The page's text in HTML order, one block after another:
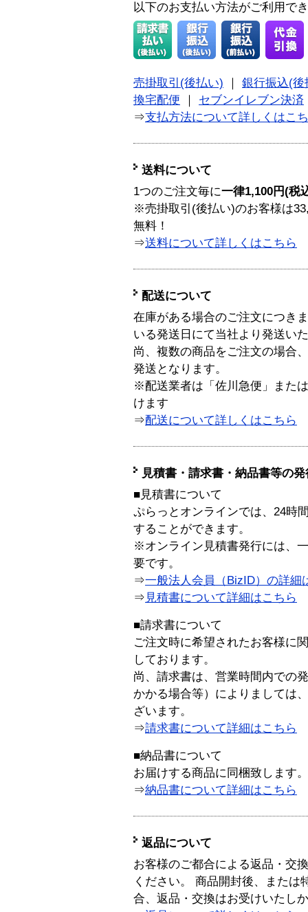
以下のお支払い方法がご利用で
売掛取引(後払い)
銀行振込(後
換宅配便
セブンイレブン決済
⇒支払方法について詳しくはこ
送料について
1つのご注文毎に一律1,100円(税
※売掛取引(後払い)のお客様は
無料！
⇒送料について詳しくはこちら
配送について
在庫がある場合のご注文につき
いる発送日にて当社より発送い
尚、複数の商品をご注文の場合
発送となります。
※配送業者は「佐川急便」また
けます
⇒配送について詳しくはこちら
見積書・請求書・納品書等の
■見積書について
ぷらっとオンラインでは、24時
することができます。
※オンライン見積書発行には、
要です。
⇒一般法人会員（BizID）の詳細
⇒ 見積書について詳細はこちら
■請求書について
ご注文時に希望されたお客様に
しております。
尚、請求書は、営業時間内での
かかる場合等）によりましては
ざいます。
⇒請求書について詳細はこちら
■納品書について
お届けする商品に同梱致します。
⇒納品書について詳細はこちら
返品について
お客様のご都合による返品・交
ください。 商品開封後、または
合、返品・交換はお受けいたし